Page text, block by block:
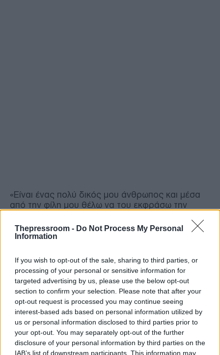
Thepressroom - Do Not Process My Personal
Information
If you wish to opt-out of the sale, sharing to third parties, or
processing of your personal or sensitive information for
targeted advertising by us, please use the below opt-out
section to confirm your selection. Please note that after your
opt-out request is processed you may continue seeing
interest-based ads based on personal information utilized by
us or personal information disclosed to third parties prior to
your opt-out. You may separately opt-out of the further
disclosure of your personal information by third parties on the
IAB’s list of downstream participants. This information may
«Είναι ένας πολύ δικός μου άνθρωπος και μέσα
από την φίλη μου θέλω να του εκφράσω την
Παρότι οι δυο τους δεν το επιβεβαιώνουν έχουν
Μιλλούση έχει σχέση με τονΛευτέρη
Πετρούνια και ακόμα μία φορά μέσα από το
Nomads εξέφρασε τον έρωτά της για τον χρυσό
Ολυμπιονίκη, που είναι σήμερα, 30 Νοεμβρίου και
γίνεται 27 χρονών.
ΔΙΑΒΑΣΤΕ: Nomads: Το... πρόδωσε! Είναι μαζί
Πετρούνιας - Μιλλούση; (ΒΙΝΤΕΟ)